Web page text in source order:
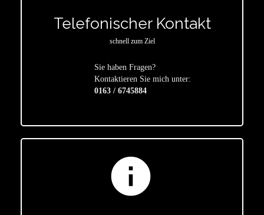
Telefonischer Kontakt
schnell zum Ziel
Sie haben Fragen?
Kontaktieren Sie mich unter:
0163 / 6745884
info